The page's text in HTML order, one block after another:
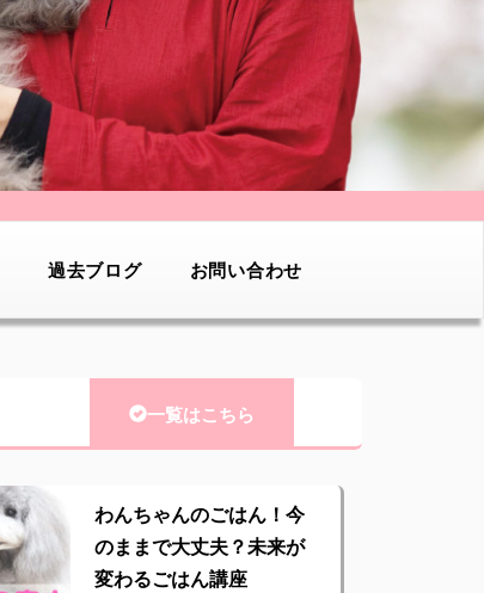
過去ブログ お問い合わせ
一覧はこちら
わんちゃんのごはん！今
のままで大丈夫？未来が
変わるごはん講座